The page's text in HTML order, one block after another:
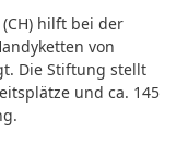
hilft bei der
von
Die Stiftung stellt
und ca. 145